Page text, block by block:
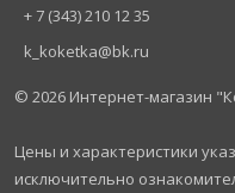
+ 7 (343) 210 12 35
k_koketka@bk.ru
© 2026 Интернет-магазин
Цены и характеристики
исключительно